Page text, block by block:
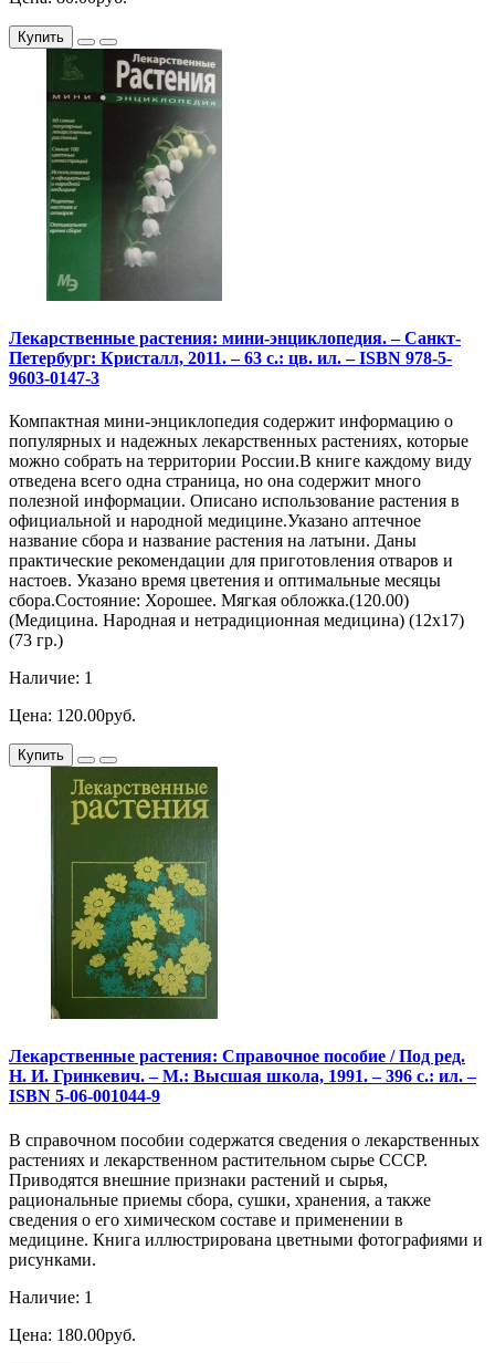
Купить
Лекарственные растения: мини-энциклопедия. – Санкт-
Петербург: Кристалл, 2011. – 63 с.: цв. ил. – ISBN 978-5-
9603-0147-3
Компактная мини-энциклопедия содержит информацию о
популярных и надежных лекарственных растениях, которые
можно собрать на территории России.В книге каждому виду
отведена всего одна страница, но она содержит много
полезной информации. Описано использование растения в
официальной и народной медицине.Указано аптечное
название сбора и название растения на латыни. Даны
практические рекомендации для приготовления отваров и
настоев. Указано время цветения и оптимальные месяцы
сбора.Состояние: Хорошее. Мягкая обложка.(120.00)
(Медицина. Народная и нетрадиционная медицина) (12х17)
(73 гр.)
Наличие: 1
Цена: 120.00руб.
Купить
Лекарственные растения: Справочное пособие / Под ред.
Н. И. Гринкевич. – М.: Высшая школа, 1991. – 396 с.: ил. –
ISBN 5-06-001044-9
В справочном пособии содержатся сведения о лекарственных
растениях и лекарственном растительном сырье СССР.
Приводятся внешние признаки растений и сырья,
рациональные приемы сбора, сушки, хранения, а также
сведения о его химическом составе и применении в
медицине. Книга иллюстрирована цветными фотографиями и
рисунками.
Наличие: 1
Цена: 180.00руб.